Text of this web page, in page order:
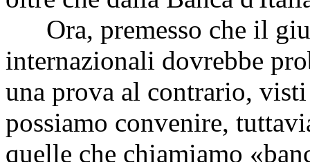
Ora, premesso che il
internazionali dovrebbe
una prova al contrario,
possiamo convenire,
quelle che chiamiamo